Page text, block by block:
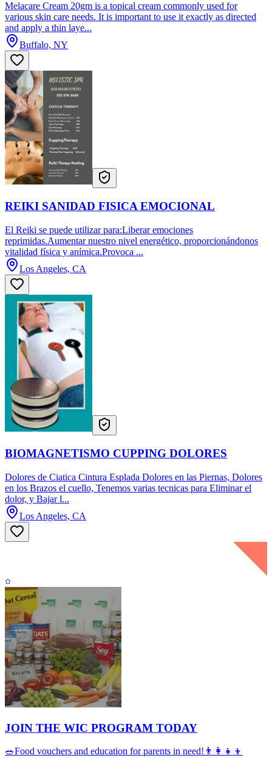
Melacare Cream 20gm is a topical cream commonly used for
various skin care needs. It is important to use it exactly as directed
and apply a thin laye...
Buffalo, NY
REIKI SANIDAD FISICA EMOCIONAL
El Reiki se puede utilizar para:Liberar emociones
reprimidas.Aumentar nuestro nivel energético, proporcionándonos
vitalidad física y anímica.Provoca ...
Los Angeles, CA
BIOMAGNETISMO CUPPING DOLORES
Dolores de Ciatica Cintura Esplada Dolores en las Piernas, Dolores
en los Brazos el cuello, Tenemos varias tecnicas para Eliminar el
dolor, y Bajar l...
Los Angeles, CA
JOIN THE WIC PROGRAM TODAY
🥗Food vouchers and education for parents in need!👨‍👩‍👧‍👦